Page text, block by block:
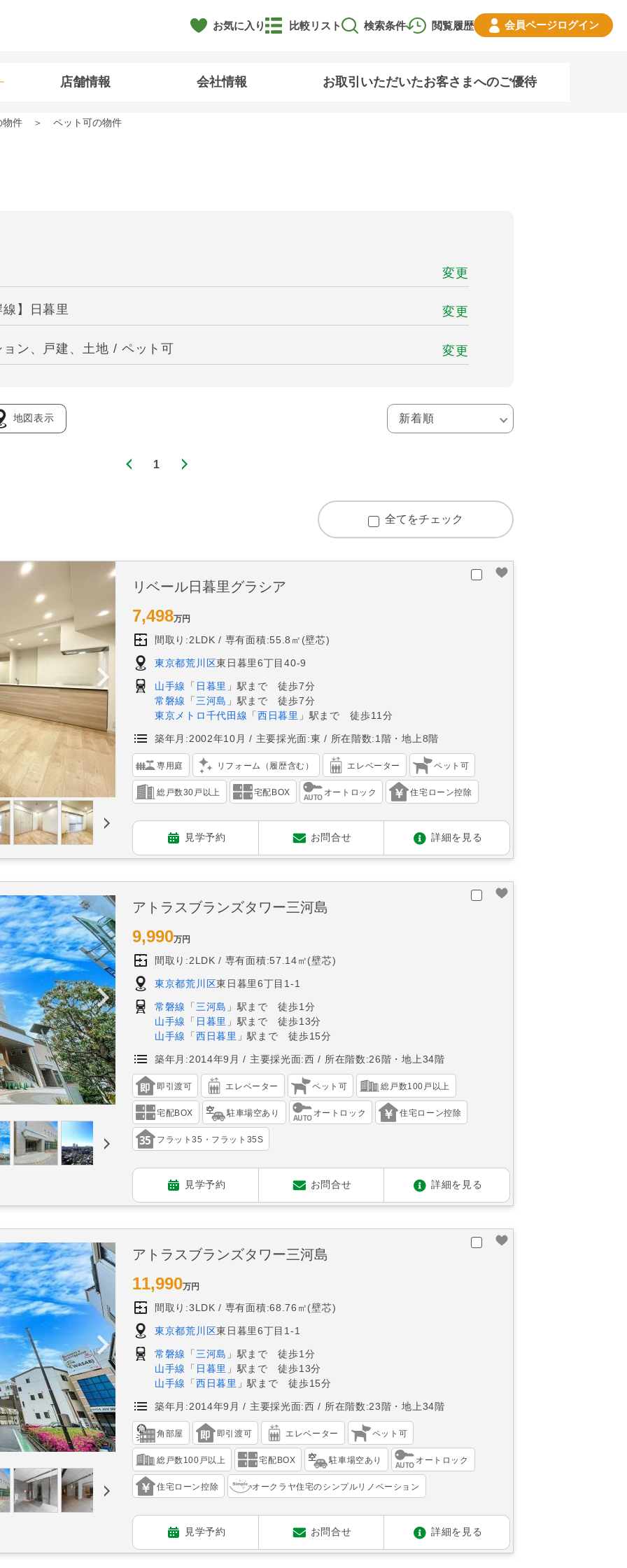
お気に入り 閲覧履歴
比較リスト 検索条件 会員ページログイン
店舗情報 会社情報 お取引いただいたお客さまへのご優待
物件 ペット可の物件
変更
】日暮里 変更
ン、戸建、土地 / ペット可 変更
地図表示
1
全てをチェック
リベール日暮里グラシア
7,498万円
間取り:2LDK 専有面積:55.8㎡(壁芯)
東京都荒川区東日暮里6丁目40-9
山手線 「 日暮里 」駅まで 徒歩7分
常磐線
「 三河島 」駅まで 徒歩7分
東京メトロ千代田線 「西日暮里 」駅まで 徒歩11分
築年月:2002年10月 主要採光面:東 所在階数:1階・地上8階
専用庭 リフォーム（履歴含む） エレベーター ペット可
総戸数30戸以上 宅配BOX オートロック 住宅ローン控除
見学予約 お問合せ 詳細を見る
アトラスブランズタワー三河島
9,990万円
間取り:2LDK 専有面積:57.14㎡(壁芯)
東京都荒川区東日暮里6丁目1-1
常磐線 「 三河島 」駅まで 徒歩1分
山手線
「 日暮里 」駅まで 徒歩13分
山手線
「 西日暮里 」駅まで 徒歩15分
築年月:2014年9月 主要採光面:西 所在階数:26階・地上34階
即引渡可 エレベーター ペット可 総戸数100戸以上
宅配BOX 駐車場空あり オートロック 住宅ローン控除
フラット35・フラット35S
見学予約 お問合せ 詳細を見る
アトラスブランズタワー三河島
11,990万円
間取り:3LDK 専有面積:68.76㎡(壁芯)
東京都荒川区東日暮里6丁目1-1
常磐線 「 三河島 」駅まで 徒歩1分
山手線
「 日暮里 」駅まで 徒歩13分
山手線
「 西日暮里 」駅まで 徒歩15分
築年月:2014年9月 主要採光面:西 所在階数:23階・地上34階
角部屋 即引渡可 エレベーター ペット可
総戸数100戸以上 宅配BOX 駐車場空あり オートロック
住宅ローン控除 オークラヤ住宅のシンプルリノベーション
見学予約 お問合せ 詳細を見る